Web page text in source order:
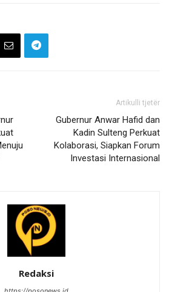
Artikulli tjetër
Gubernur Anwar Hafid dan
Kadin Sulteng Perkuat
Kolaborasi, Siapkan Forum
Investasi Internasional
Redaksi